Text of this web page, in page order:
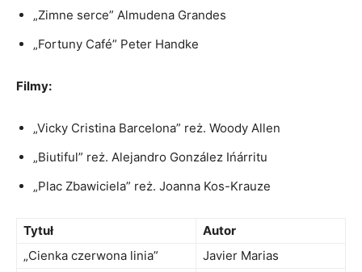
„Zimne serce” Almudena ‍Grandes
„Fortuny Café” Peter Handke
Filmy:
„Vicky Cristina Barcelona” reż. Woody Allen
„Biutiful” reż. Alejandro ​González Ińárritu
„Plac Zbawiciela” reż. Joanna ⁤Kos-Krauze
Tytuł
Autor
„Cienka czerwona linia”
Javier Marias